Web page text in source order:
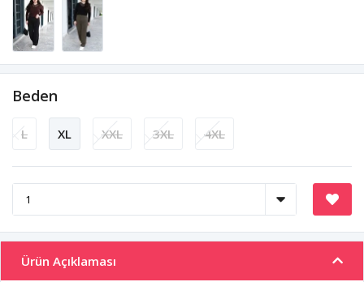
Beden
L XL XXL 3XL 4XL
Ürün Açıklaması